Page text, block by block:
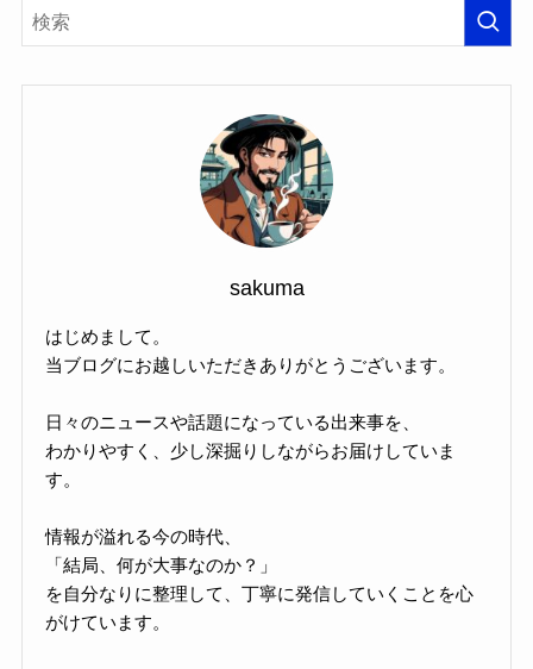
sakuma
はじめまして。
当ブログにお越しいただきありがとうございます。
日々のニュースや話題になっている出来事を、
わかりやすく、少し深掘りしながらお届けしていま
す。
情報が溢れる今の時代、
「結局、何が大事なのか？」
を自分なりに整理して、丁寧に発信していくことを心
がけています。